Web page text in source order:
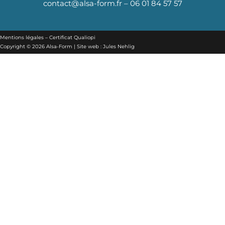
e
o
o
t
g
r
contact@alsa-form.fr– 06 01 84 57 57
Copyright © 2026 Alsa-Form | Site web : Jules Nehlig
Mentions légales – Certificat Qualiopi